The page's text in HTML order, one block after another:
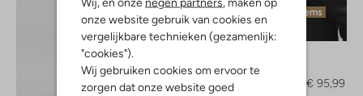
onze website gebruik van cookies en
vergelijkbare technieken (gezamenlijk:
"cookies").
Wij gebruiken cookies om ervoor te
zorgen dat onze website goed
Laatste items
-50%
Jack
€ 95,99